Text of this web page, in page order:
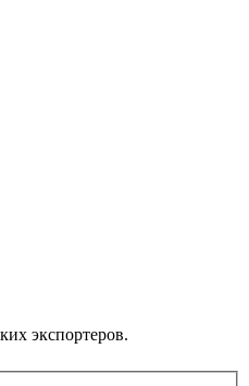
экспортеров.